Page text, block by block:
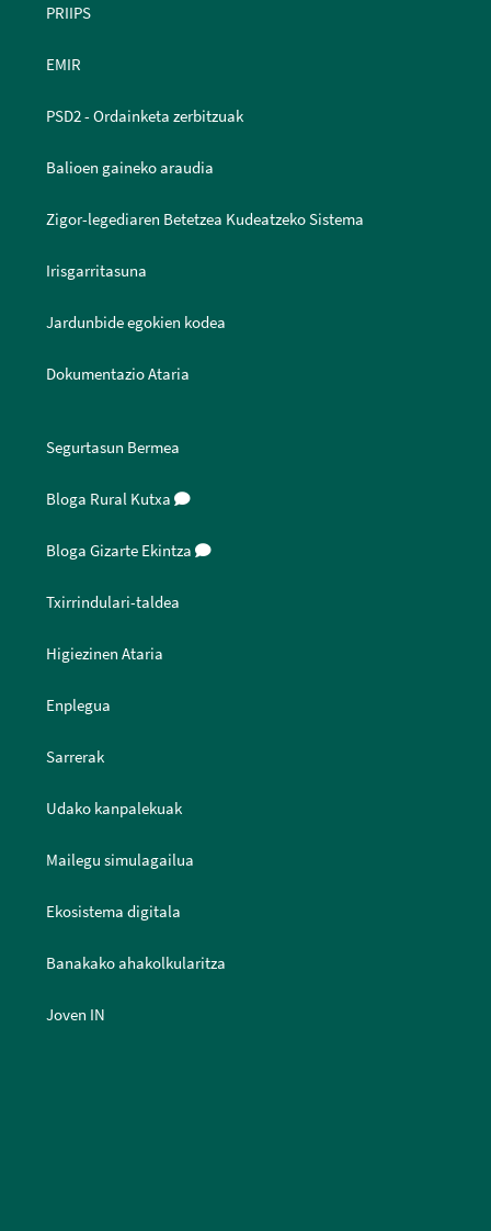
PRIIPS
EMIR
PSD2 - Ordainketa zerbitzuak
Balioen gaineko araudia
Zigor-legediaren Betetzea Kudeatzeko Sistema
Irisgarritasuna
Jardunbide egokien kodea
Dokumentazio Ataria
Segurtasun Bermea
Bloga Rural Kutxa
Bloga Gizarte Ekintza
Txirrindulari-taldea
Higiezinen Ataria
Enplegua
Sarrerak
Udako kanpalekuak
Mailegu simulagailua
Ekosistema digitala
Banakako ahakolkularitza
Joven IN